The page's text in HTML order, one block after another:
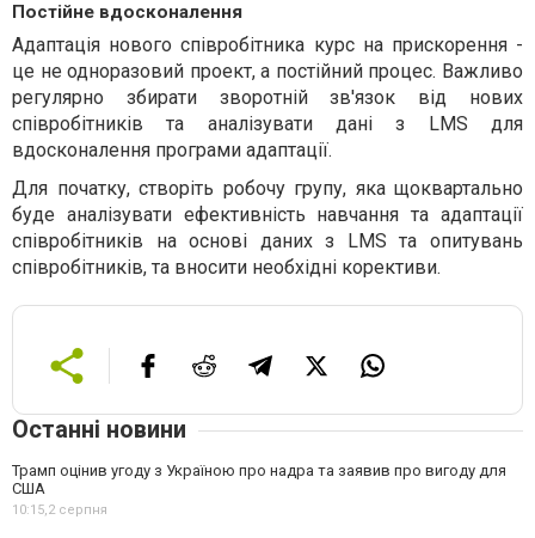
Постійне вдосконалення
Адаптація нового співробітника курс на прискорення -
це не одноразовий проект, а постійний процес. Важливо
регулярно збирати зворотній зв'язок від нових
співробітників та аналізувати дані з LMS для
вдосконалення програми адаптації.
Для початку, створіть робочу групу, яка щоквартально
буде аналізувати ефективність навчання та адаптації
співробітників на основі даних з LMS та опитувань
співробітників, та вносити необхідні корективи.
Останні новини
Трамп оцінив угоду з Україною про надра та заявив про вигоду для
США
10:15,2 серпня